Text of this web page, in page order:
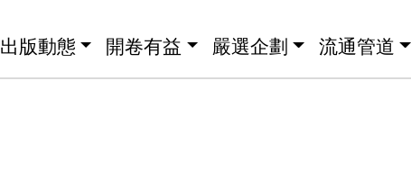
出版動態 開卷有益 嚴選企劃 流通管道